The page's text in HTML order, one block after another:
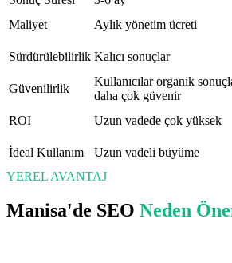
Maliyet
Aylık yönetim ücreti
Sürdürülebilirlik Kalıcı sonuçlar
Güvenilirlik
Kullanıcılar organik
daha çok güvenir
ROI
Uzun vadede çok yüksek
İdeal Kullanım
Uzun vadeli büyüme
YEREL AVANTAJ
Manisa'de SEO Neden